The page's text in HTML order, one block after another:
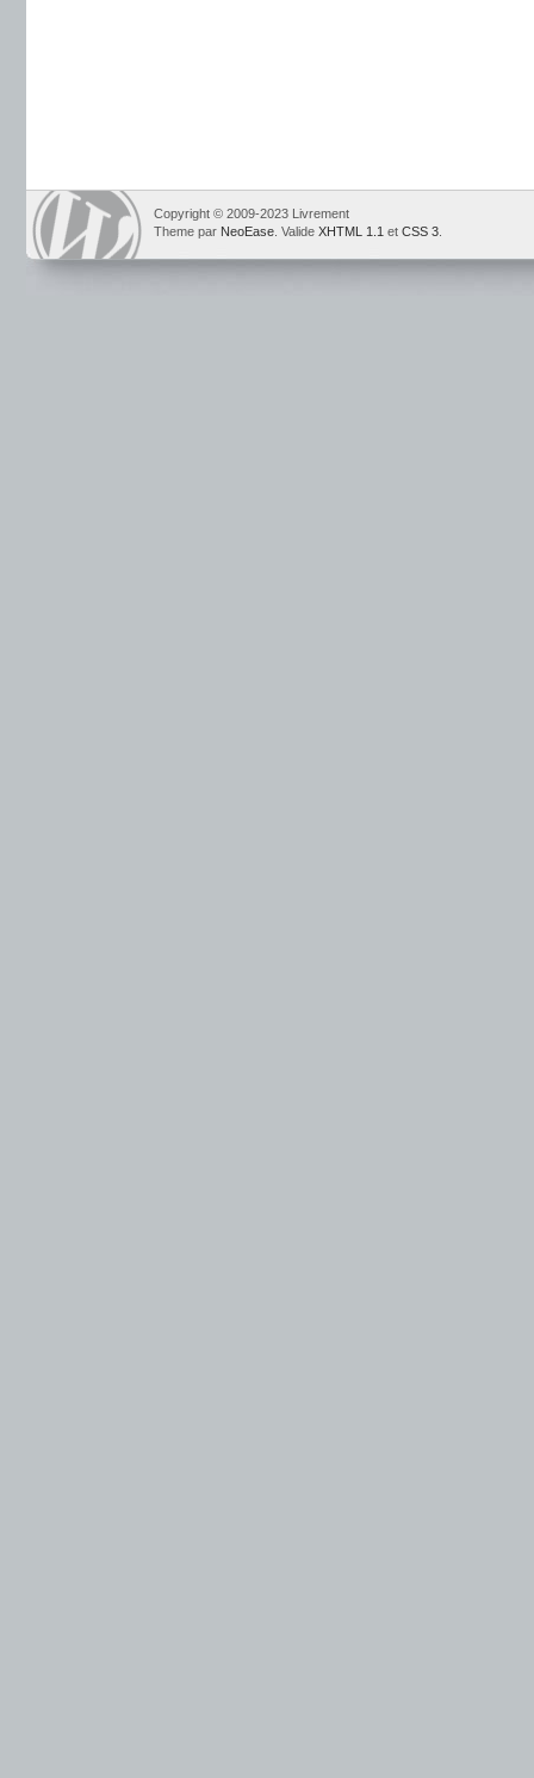
Copyright © 2009-2023 Livrement
Theme par NeoEase . Valide XHTML 1.1 et CSS 3